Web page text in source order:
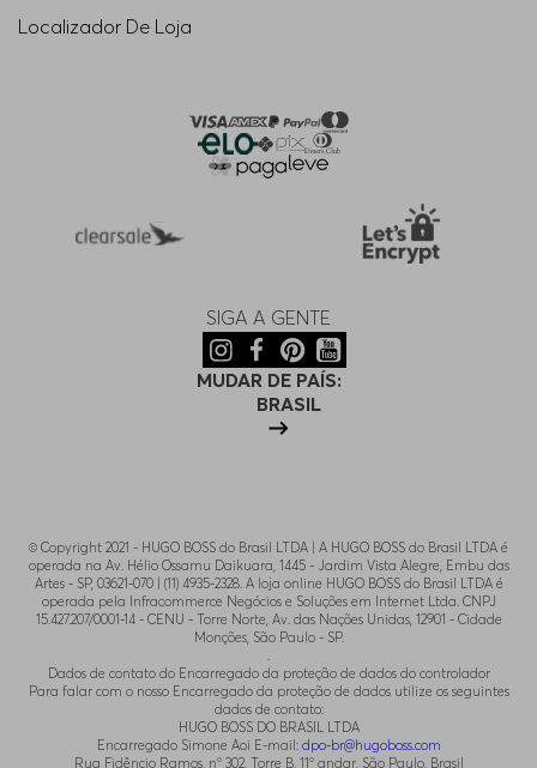
Localizador De Loja
SIGA A GENTE
MUDAR DE PAÍS:
BRASIL
© Copyright 2021 - HUGO BOSS do Brasil LTDA | A HUGO BOSS do Brasil LTDA é
operada na Av. Hélio Ossamu Daikuara, 1445 - Jardim Vista Alegre, Embu das
Artes - SP, 03621-070 | (11) 4935-2328. A loja online HUGO BOSS do Brasil LTDA é
operada pela Infracommerce Negócios e Soluções em Internet Ltda. CNPJ
15.427.207/0001-14 - CENU - Torre Norte, Av. das Nações Unidas, 12901 - Cidade
Monções, São Paulo - SP.
.
Dados de contato do Encarregado da proteção de dados do controlador
Para falar com o nosso Encarregado da proteção de dados utilize os seguintes
dados de contato:
HUGO BOSS DO BRASIL LTDA
Encarregado Simone Aoi E-mail: dpo-br@hugoboss.com
Rua Fidêncio Ramos, n° 302, Torre B, 11° andar, São Paulo, Brasil